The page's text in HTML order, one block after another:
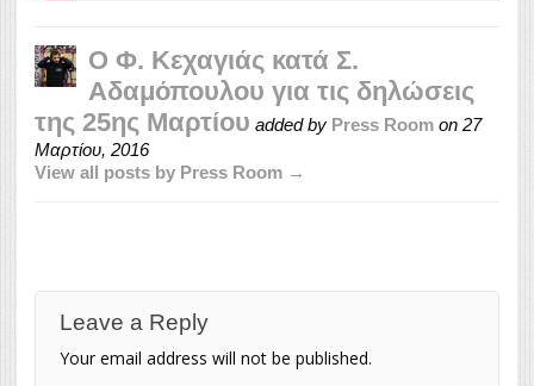
Ο Φ. Κεχαγιάς κατά Σ.
Αδαμόπουλου για τις δηλώσεις
της 25ης Μαρτίου added by Press Room on 27
Μαρτίου, 2016
View all posts by Press Room →
Leave a Reply
Your email address will not be published.